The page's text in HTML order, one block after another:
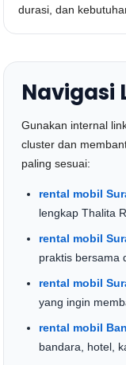
durasi, dan
Navigasi
Gunakan internal
cluster dan
paling sesuai:
rental mobil
lengkap Thalita
rental mobil
praktis bersama
rental mobil
yang ingin
rental mobil
bandara, hotel,